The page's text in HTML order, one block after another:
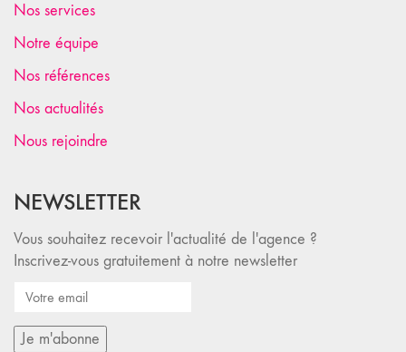
Nos services
Notre équipe
Nos références
Nos actualités
Nous rejoindre
NEWSLETTER
Vous souhaitez recevoir l'actualité de l'agence ?
Inscrivez-vous gratuitement à notre newsletter